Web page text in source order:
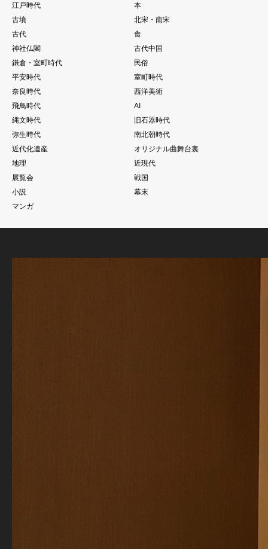
江戸時代
本
古墳
北宋・南宋
古代
食
神社仏閣
古代中国
鎌倉・室町時代
民俗
平安時代
室町時代
奈良時代
西洋美術
飛鳥時代
AI
縄文時代
旧石器時代
弥生時代
南北朝時代
近代化遺産
オリジナル曲舞台裏
地理
近現代
展覧会
戦国
小説
幕末
マンガ